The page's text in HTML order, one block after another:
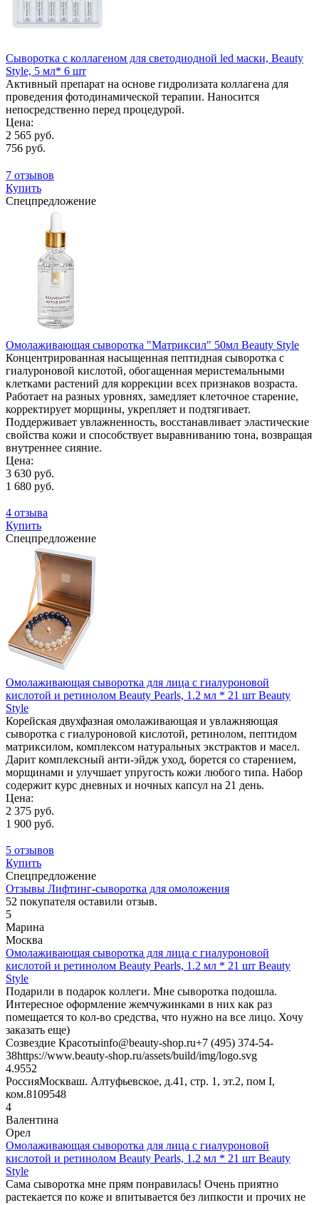
Сыворотка с коллагеном для светодиодной led маски, Beauty
Style, 5 мл* 6 шт
Активный препарат на основе гидролизата коллагена для
проведения фотодинамической терапии. Наносится
непосредственно перед процедурой.
Цена:
2 565 руб.
756 руб.
7 отзывов
Купить
Спецпредложение
Омолаживающая сыворотка "Матриксил" 50мл Beauty Style
Концентрированная насыщенная пептидная сыворотка с
гиалуроновой кислотой, обогащенная меристемальными
клетками растений для коррекции всех признаков возраста.
Работает на разных уровнях, замедляет клеточное старение,
корректирует морщины, укрепляет и подтягивает.
Поддерживает увлажненность, восстанавливает эластические
свойства кожи и способствует выравниванию тона, возвращая
внутреннее сияние.
Цена:
3 630 руб.
1 680 руб.
4 отзыва
Купить
Спецпредложение
Омолаживающая сыворотка для лица с гиалуроновой
кислотой и ретинолом Beauty Pearls, 1.2 мл * 21 шт Beauty
Style
Корейская двухфазная омолаживающая и увлажняющая
сыворотка с гиалуроновой кислотой, ретинолом, пептидом
матриксилом, комплексом натуральных экстрактов и масел.
Дарит комплексный анти-эйдж уход, борется со старением,
морщинами и улучшает упругость кожи любого типа. Набор
содержит курс дневных и ночных капсул на 21 день.
Цена:
2 375 руб.
1 900 руб.
5 отзывов
Купить
Спецпредложение
Отзывы Лифтинг-сыворотка для омоложения
52 покупателя оставили отзыв.
5
Марина
Москва
Омолаживающая сыворотка для лица с гиалуроновой
кислотой и ретинолом Beauty Pearls, 1.2 мл * 21 шт Beauty
Style
Подарили в подарок коллеги. Мне сыворотка подошла.
Интересное оформление жемчужинками в них как раз
помещается то кол-во средства, что нужно на все лицо. Хочу
заказать еще)
Созвездие Красотыinfo@beauty-shop.ru+7 (495) 374-54-
38https://www.beauty-shop.ru/assets/build/img/logo.svg
4.9552
РоссияМоскваш. Алтуфьевское, д.41, стр. 1, эт.2, пом I,
ком.8109548
4
Валентина
Орел
Омолаживающая сыворотка для лица с гиалуроновой
кислотой и ретинолом Beauty Pearls, 1.2 мл * 21 шт Beauty
Style
Сама сыворотка мне прям понравилась! Очень приятно
растекается по коже и впитывается без липкости и прочих не